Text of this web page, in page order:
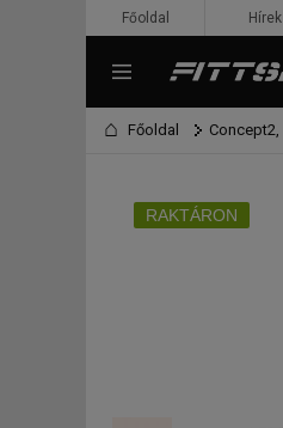
Főoldal Concept2,
RAKTÁRON
Főoldal Hírek